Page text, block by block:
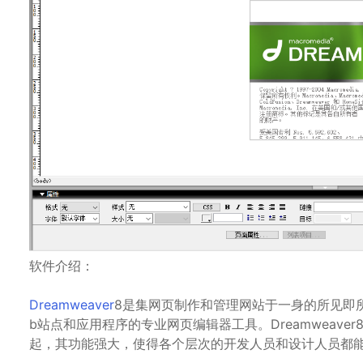
软件介绍：
Dreamweaver8是集网页制作和管理网站于一身的所见即
b站点和应用程序的专业网页编辑器工具。
起，其功能强大，使得各个层次的开发人员和设计人员